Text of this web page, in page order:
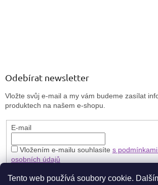
Tento web používá soubory cookie.
Odebírat newsletter
Vložte svůj e-mail a my vám budeme zasílat
produktech na našem e-shopu.
E-mail
Vložením e-mailu souhlasíte s
osobních údajů
PŘIHLÁSIT SE